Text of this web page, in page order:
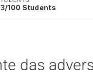
100 Students
das